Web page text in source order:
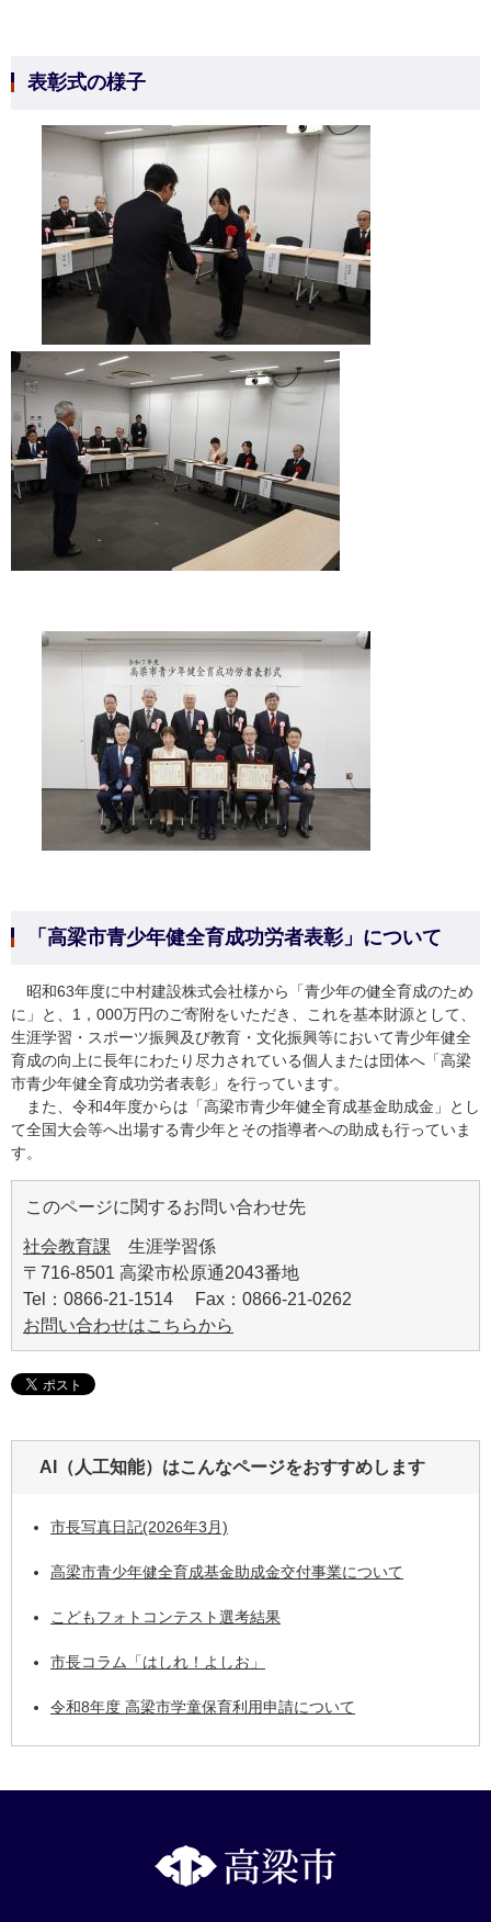
表彰式の様子
「高梁市青少年健全育成功労者表彰」について
昭和63年度に中村建設株式会社様から「青少年の健全育成のため
に」と、1，000万円のご寄附をいただき、これを基本財源として、
生涯学習・スポーツ振興及び教育・文化振興等において青少年健全
育成の向上に長年にわたり尽力されている個人または団体へ「高梁
市青少年健全育成功労者表彰」を行っています。
また、令和4年度からは「高梁市青少年健全育成基金助成金」とし
て全国大会等へ出場する青少年とその指導者への助成も行っていま
す。
このページに関するお問い合わせ先
社会教育課 生涯学習係
〒716-8501 高梁市松原通2043番地
Tel：0866-21-1514 Fax：0866-21-0262
お問い合わせはこちらから
AI（人工知能）はこんなページをおすすめします
市長写真日記(2026年3月)
高梁市青少年健全育成基金助成金交付事業について
こどもフォトコンテスト選考結果
市長コラム「はしれ！よしお」
令和8年度 高梁市学童保育利用申請について